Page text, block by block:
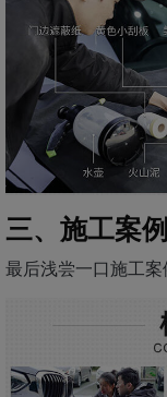
三、施工案例
最后浅尝一口施工案